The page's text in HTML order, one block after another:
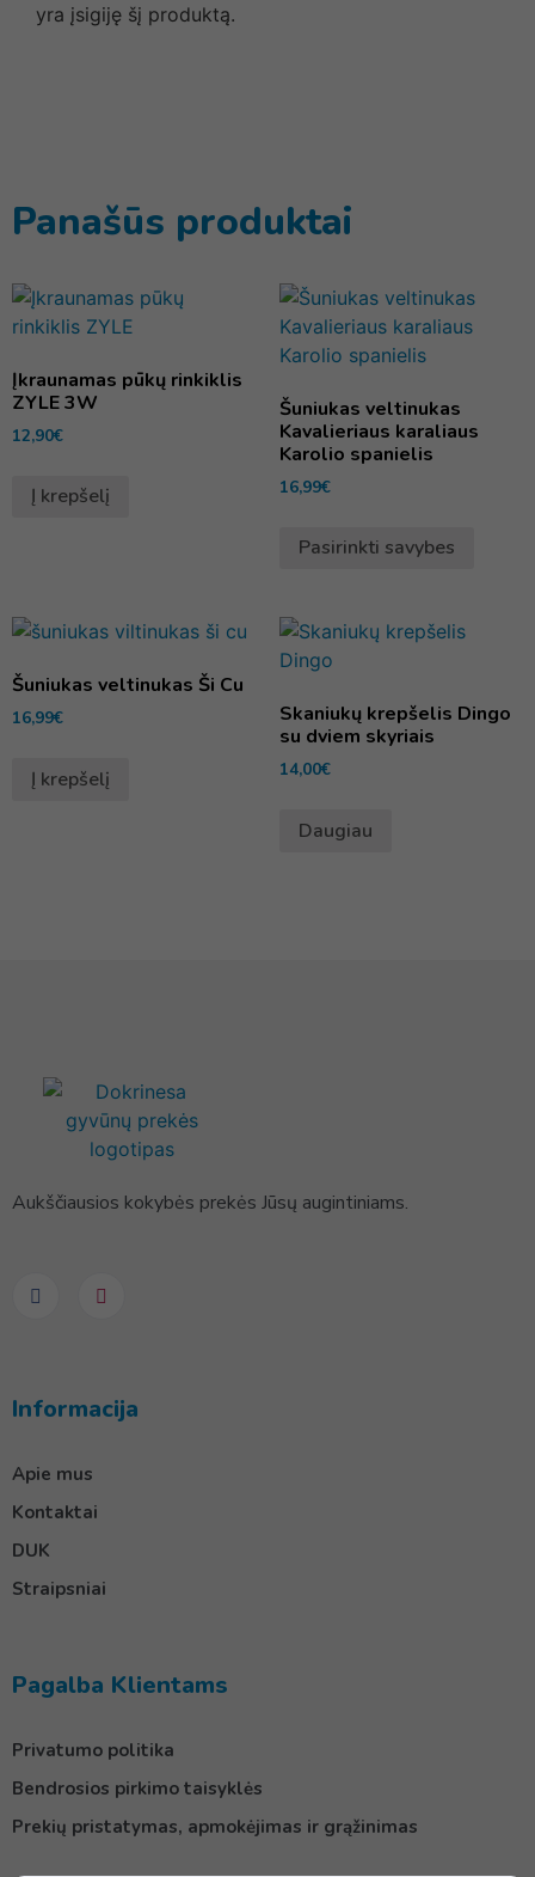
yra įsigiję šį produktą.
Panašūs produktai
Įkraunamas pūkų rinkiklis
ZYLE 3W
12,90€
Į krepšelį
Šuniukas veltinukas
Kavalieriaus karaliaus
Karolio spanielis
16,99€
Pasirinkti savybes
Šuniukas veltinukas Ši Cu
16,99€
Į krepšelį
Skaniukų krepšelis Dingo
su dviem skyriais
14,00€
Daugiau
Aukščiausios kokybės prekės Jūsų augintiniams.
Informacija
Apie mus
Kontaktai
DUK
Straipsniai
Pagalba Klientams
Privatumo politika
Bendrosios pirkimo taisyklės
Prekių pristatymas, apmokėjimas ir grąžinimas